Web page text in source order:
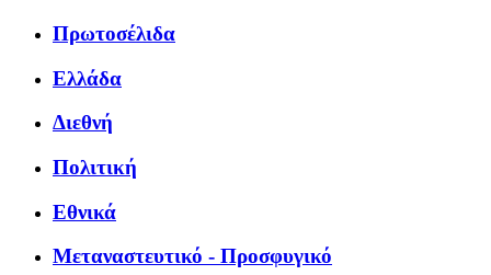
Πρωτοσέλιδα
Ελλάδα
Διεθνή
Πολιτική
Εθνικά
Μεταναστευτικό - Προσφυγικό